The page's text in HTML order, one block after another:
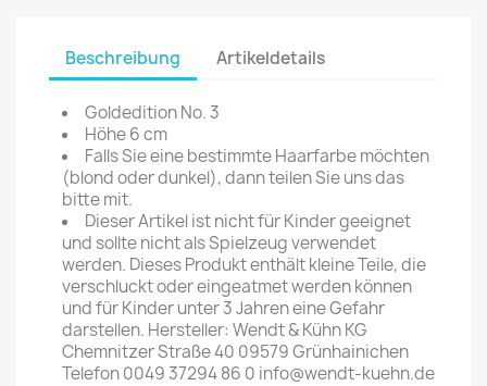
Beschreibung Artikeldetails
Goldedition No. 3
Höhe 6 cm
Falls Sie eine bestimmte Haarfarbe möchten
(blond oder dunkel), dann teilen Sie uns das
bitte mit.
Dieser Artikel ist nicht für Kinder geeignet
und sollte nicht als Spielzeug verwendet
werden. Dieses Produkt enthält kleine Teile, die
verschluckt oder eingeatmet werden können
und für Kinder unter 3 Jahren eine Gefahr
darstellen. Hersteller: Wendt & Kühn KG
Chemnitzer Straße 40 09579 Grünhainichen
Telefon 0049 37294 86 0 info@wendt-kuehn.de